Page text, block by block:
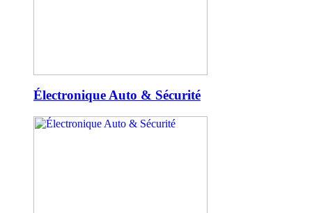
Électronique Auto & Sécurité